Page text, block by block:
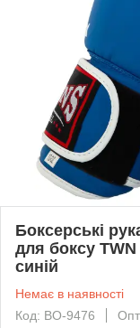
Боксерські
для боксу TWN
синій
Немає в наявності
Код: BO-9476
Опт